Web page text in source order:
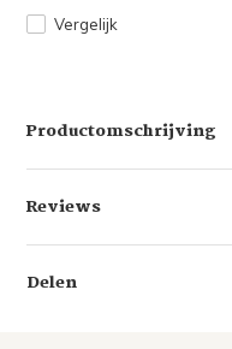
Vergelijk
Productomschrijving
Reviews
Delen